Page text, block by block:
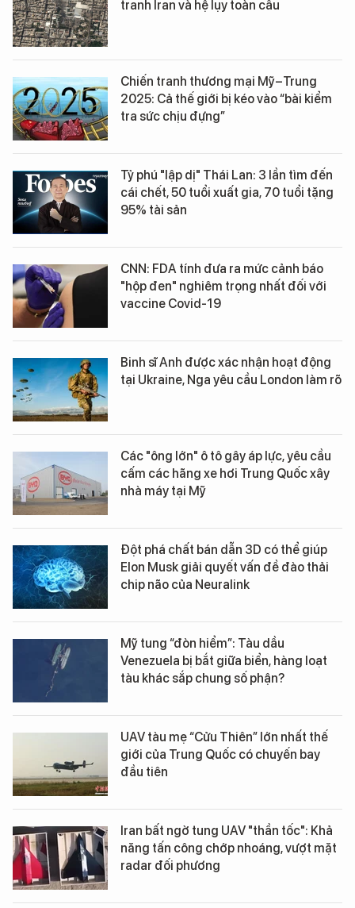
tranh Iran và hệ lụy toàn cầu
Chiến tranh thương mại Mỹ–Trung
2025: Cả thế giới bị kéo vào “bài kiểm
tra sức chịu đựng”
Tỷ phú "lập dị" Thái Lan: 3 lần tìm đến
cái chết, 50 tuổi xuất gia, 70 tuổi tặng
95% tài sản
CNN: FDA tính đưa ra mức cảnh báo
"hộp đen" nghiêm trọng nhất đối với
vaccine Covid-19
Binh sĩ Anh được xác nhận hoạt động
tại Ukraine, Nga yêu cầu London làm rõ
Các "ông lớn" ô tô gây áp lực, yêu cầu
cấm các hãng xe hơi Trung Quốc xây
nhà máy tại Mỹ
Đột phá chất bán dẫn 3D có thể giúp
Elon Musk giải quyết vấn đề đào thải
chip não của Neuralink
Mỹ tung “đòn hiểm”: Tàu dầu
Venezuela bị bắt giữa biển, hàng loạt
tàu khác sắp chung số phận?
UAV tàu mẹ “Cửu Thiên” lớn nhất thế
giới của Trung Quốc có chuyến bay
đầu tiên
Iran bất ngờ tung UAV "thần tốc": Khả
năng tấn công chớp nhoáng, vượt mặt
radar đối phương